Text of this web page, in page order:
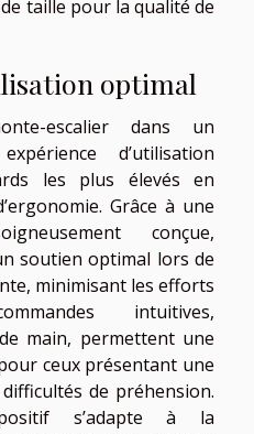
taille pour la qualité de
optimal
escalier dans un
d’utilisation
les plus élevés en
Grâce à une
conçue,
soutien optimal lors de
minimisant les efforts
intuitives,
main, permettent une
ceux présentant une
de préhension.
s’adapte à la